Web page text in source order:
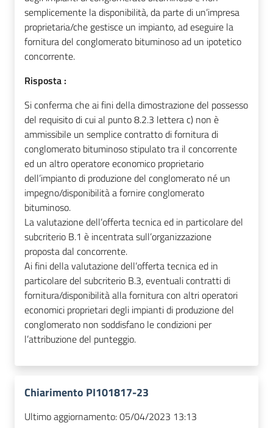
semplicemente la disponibilità, da parte di un’impresa
proprietaria/che gestisce un impianto, ad eseguire la
fornitura del conglomerato bituminoso ad un ipotetico
concorrente.
Risposta :
Si conferma che ai fini della dimostrazione del possesso
del requisito di cui al punto 8.2.3 lettera c) non è
ammissibile un semplice contratto di fornitura di
conglomerato bituminoso stipulato tra il concorrente
ed un altro operatore economico proprietario
dell’impianto di produzione del conglomerato né un
impegno/disponibilità a fornire conglomerato
bituminoso.
La valutazione dell’offerta tecnica ed in particolare del
subcriterio B.1 è incentrata sull’organizzazione
proposta dal concorrente.
Ai fini della valutazione dell’offerta tecnica ed in
particolare del subcriterio B.3, eventuali contratti di
fornitura/disponibilità alla fornitura con altri operatori
economici proprietari degli impianti di produzione del
conglomerato non soddisfano le condizioni per
l’attribuzione del punteggio.
Chiarimento PI101817-23
Ultimo aggiornamento:05/04/2023 13:13